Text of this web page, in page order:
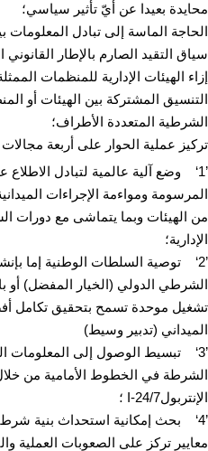
محايدة بعيدا عن أيّ تأثير سياسي؛
الحاجة الماسة إلى تبادل المعلومات
سياق التقيد الصارم بالإطار القانوني
إزاء الهيئات الإدارية للمنظمات
التنسيق المشتركة بين الهيئات أو
الشرطية المتعددة الأطراف؛
تركيز عملية الحوار على أربعة مجالات
’1‘ وضع آلية عالمية لتبادل
المرسومة ومواءمة الإجراءات
من الهيئات وبما يتماشى مع دورات
الإدارية؛
’2‘ توصية السلطات الوطنية إما
الشرطي الدولي (الخيار المفضل) أو
تشغيل موحدة تسمح بتحقيق تكامل
الميداني (تدبير وسيط)
’3‘ تبسيط الوصول إلى المعلومات
الشرطة في الخطوط الأمامية من
الإنتربولI-24/7 ؛
’4‘ بحث إمكانية استحداث بنية
معايير تركز على الصعوبات العملية